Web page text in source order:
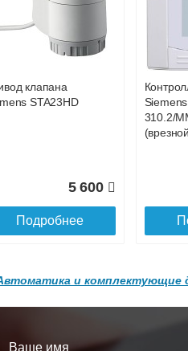
81 914
Подробнее
с
20-
32 501
1200
клапана
STA23HD
5 600
Подробнее
310.2/
и комплектующие
Ваше имя